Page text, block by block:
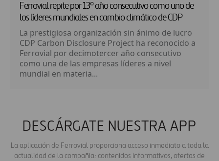
Ferrovial repite por 13º año consecutivo como uno de
los líderes mundiales en cambio climático de CDP
La prestigiosa organización sin ánimo de lucro
CDP Carbon Disclosure Project ha reconocido a
Ferrovial por decimotercer año consecutivo
como una de las empresas líderes a nivel
mundial en materia...
DESCÁRGATE NUESTRA APP
La aplicación de Ferrovial proporciona acceso inmediato a toda la
actualidad de la compañía: contenidos informativos, ofertas de